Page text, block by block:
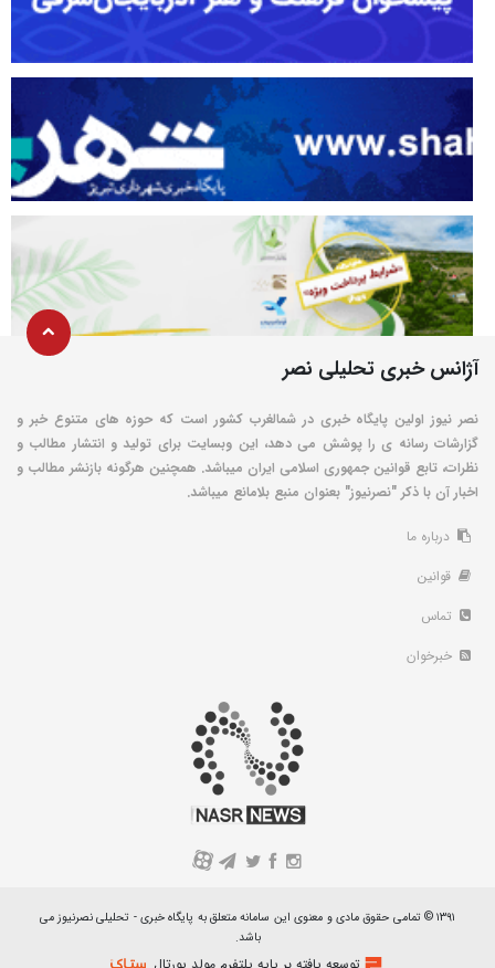
آژانس خبری تحلیلی نصر
نصر نیوز اولین پایگاه خبری در شمالغرب کشور است که حوزه های متنوع خبر و
گزارشات رسانه ی را پوشش می دهد، این وبسایت برای تولید و انتشار مطالب و
نظرات، تابع قوانین جمهوری اسلامی ایران میباشد. همچنین هرگونه بازنشر مطالب و
اخبار آن با ذکر "نصرنیوز" بعنوان منبع بلامانع میباشد.
درباره ما
قوانین
تماس
خبرخوان
A
۱۳۹۱ © تمامی حقوق مادی و معنوی این سامانه متعلق به پایگاه خبری - تحلیلی نصرنیوز می
باشد.
توسعه یافته بر پایه پلتفرم مولد پورتال